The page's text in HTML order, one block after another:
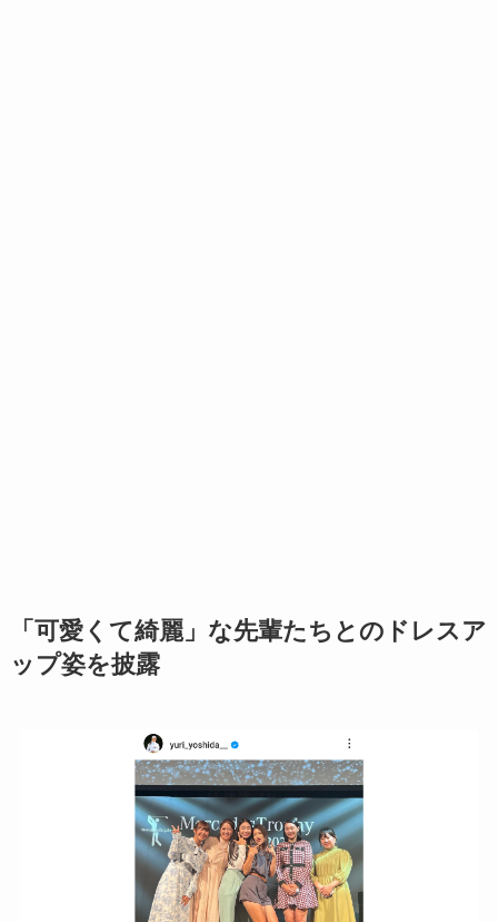
「可愛くて綺麗」な先輩たちとのドレスア
ップ姿を披露